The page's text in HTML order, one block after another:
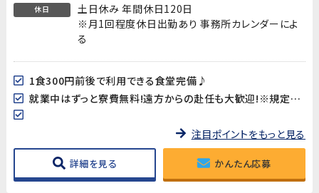
休日
土日休み 年間休日120日
※月1回程度休日出勤あり 事務所カレンダーによ
る
1食300円前後で利用できる食堂完備♪
就業中はずっと寮費無料!遠方からの赴任も大歓迎!※規定あり
注目ポイントをもっと見る
詳細を見る かんたん応募